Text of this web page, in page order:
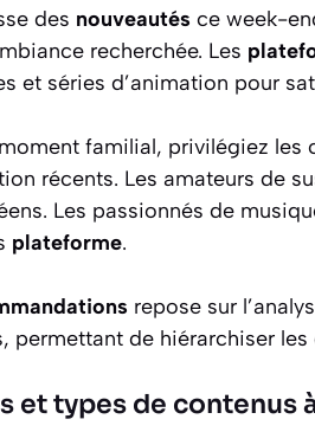
des nouveautés ce week-
recherchée. Les
et séries d’animation pour
familial, privilégiez les
récents. Les amateurs de
Les passionnés de
plateforme.
repose sur
permettant de hiérarchiser les
et types de contenus